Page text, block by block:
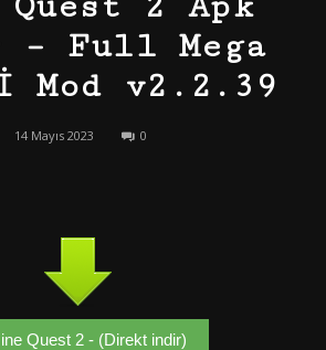
Full Mega
v2.2.39
14 Mayıs 2023 0
Quest 2 - (Direkt indir)